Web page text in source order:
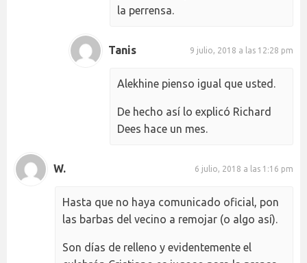
la perrensa.
Tanis 9 julio, 2018 a las 12:28 pm
Alekhine pienso igual que usted.
De hecho así lo explicó Richard
Dees hace un mes.
W. 6 julio, 2018 a las 1:16 pm
Hasta que no haya comunicado oficial, pon
las barbas del vecino a remojar (o algo así).
Son días de relleno y evidentemente el